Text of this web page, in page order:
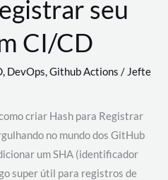
seu
CI/CD
, DevOps,Github Actions /Jefte
criar Hash para Registrar
no mundo dos GitHub
um SHA (identificador
super útil para registros de